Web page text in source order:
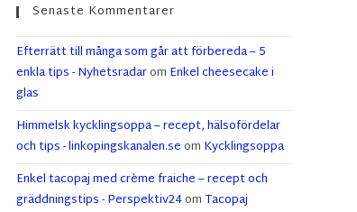
Senaste Kommentarer
Efterrätt till många som går att förbereda – 5
enkla tips - Nyhetsradarom Enkel cheesecake i
glas
Himmelsk kycklingsoppa – recept, hälsofördelar
och tips - linkopingskanalen.seom Kycklingsoppa
Enkel tacopaj med crème fraiche – recept och
gräddningstips - Perspektiv24omTacopaj